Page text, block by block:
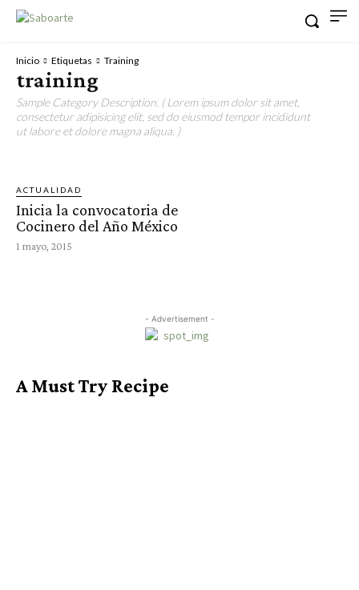
Inicio Etiquetas Training
training
Sample Category Description. ( Lorem ipsum dolor sit amet,
consectetur adipisicing elit, sed do eiusmod tempor incididunt
ut labore et dolore magna aliqua. )
ACTUALIDAD
Inicia la convocatoria de
Cocinero del Año México
1 mayo, 2015
- Advertisement -
A Must Try Recipe